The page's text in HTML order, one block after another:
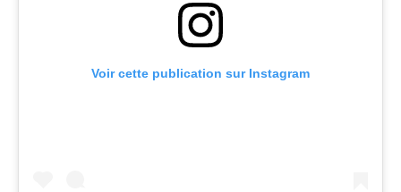
Voir cette publication sur Instagram